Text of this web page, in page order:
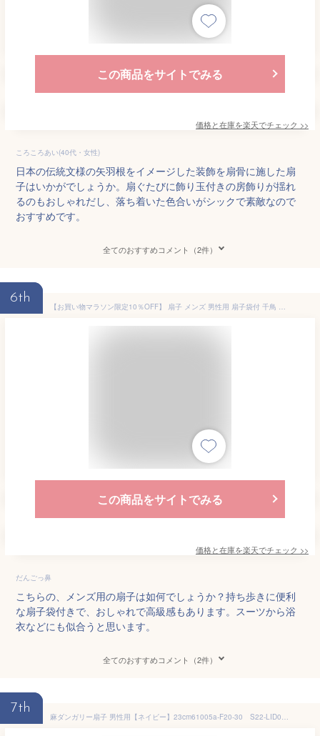
この商品をサイトでみる
価格と在庫を楽天でチェック >>
ころころあい(40代・女性)
日本の伝統文様の矢羽根をイメージした装飾を扇骨に施した扇
子はいかがでしょうか。扇ぐたびに飾り玉付きの房飾りが揺れ
るのもおしゃれだし、落ち着いた色合いがシックで素敵なので
おすすめです。
全てのおすすめコメント（2件）
6th
【お買い物マラソン限定10％OFF】 扇子 メンズ 男性用 扇子袋付 千鳥 メール便限定 送料無料 ケース付き 高級 ブランド ビジネス 手書き 名入れ 名前入り プレゼント おしゃれ 丈夫 竹 無地 センス せんす 浴衣 着物 父の日 敬老の日 .扇子.
この商品をサイトでみる
価格と在庫を楽天でチェック >>
だんごっ鼻
こちらの、メンズ用の扇子は如何でしょうか？持ち歩きに便利
な扇子袋付きで、おしゃれで高級感もあります。スーツから浴
衣などにも似合うと思います。
全てのおすすめコメント（2件）
7th
麻ダンガリー扇子 男性用【ネイビー】23cm61005a-F20-30 S22-LID01[父へのお中元/ギフト/おしゃれ/外国人お土産/和柄扇子/扇子 メンズ 名入れ可能(有料)/チャーム取付可能]即日発送【ネコポス無料】